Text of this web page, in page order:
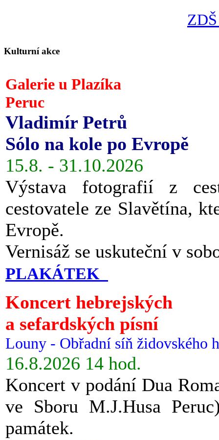
Kulturní akce
Galerie u Plazíka
Peruc
Vladimír Petrů
Sólo na kole po Evropě
15.8. - 31.10.2026
Výstava fotografií z
cestovatele ze Slavětína,
Evropě.
Vernisáž se uskuteční v
PLAKÁTEK
Koncert hebrejských
a sefardských písní
Louny - Obřadní síň židovského
16.8.2026 14 hod.
Koncert v podání Dua
ve Sboru M.J.Husa
památek.